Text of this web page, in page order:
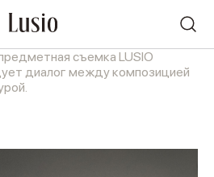
съемка LUSIO
диалог между композицией